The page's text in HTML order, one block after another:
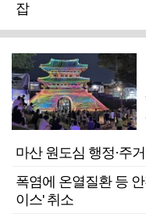
잡
마산 원도심 행정·주
폭염에 온열질환 등
이스' 취소